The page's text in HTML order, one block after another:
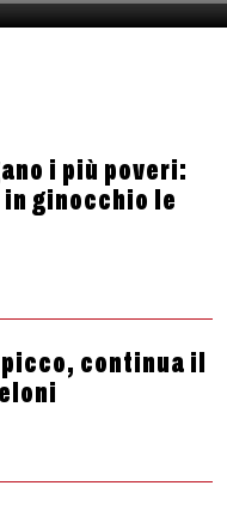
i più poveri:
ginocchio le
continua il